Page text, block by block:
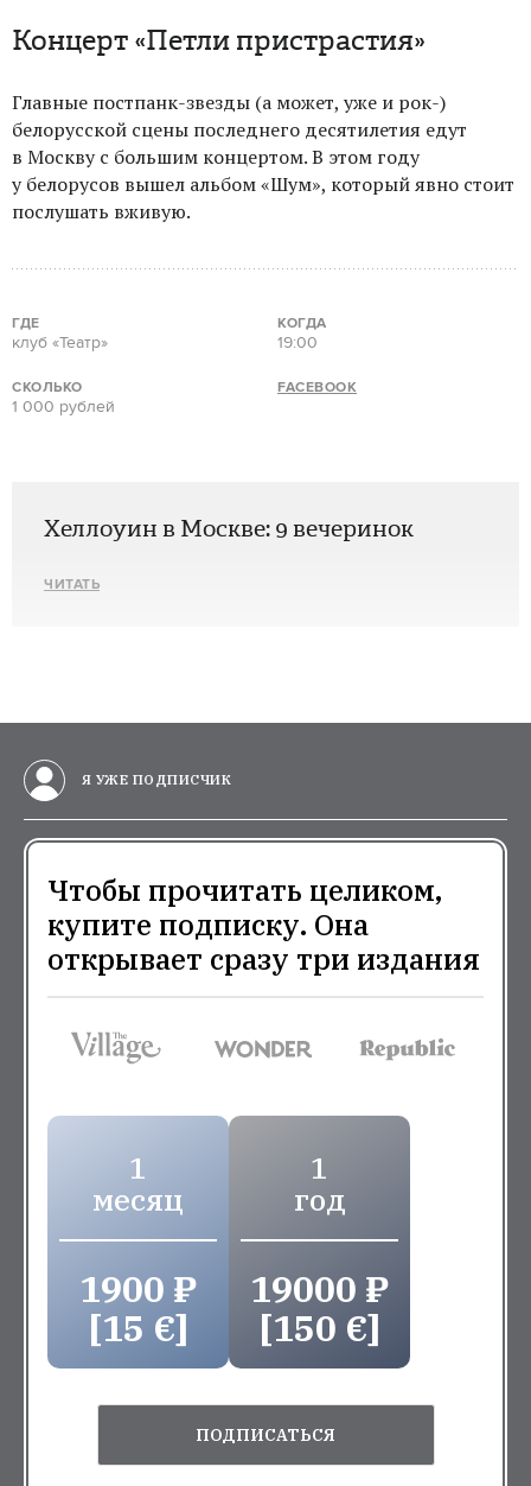
Концерт «Петли пристрастия»
Главные постпанк-звезды (а может, уже и рок-)
белорусской сцены последнего десятилетия едут
в Москву с большим концертом. В этом году
у белорусов вышел альбом «Шум», который явно стоит
послушать вживую.
ГДЕ
клуб «Театр»
КОГДА
19:00
СКОЛЬКО
1 000 рублей
FACEBOOK
Хеллоуин в Москве: 9 вечеринок
ЧИТАТЬ
Я УЖЕ ПОДПИСЧИК
Чтобы прочитать целиком,
купите подписку. Она
открывает сразу три издания
1
месяц
1900 ₽
[15 €]
1
год
19000 ₽
[150 €]
ПОДПИСАТЬСЯ